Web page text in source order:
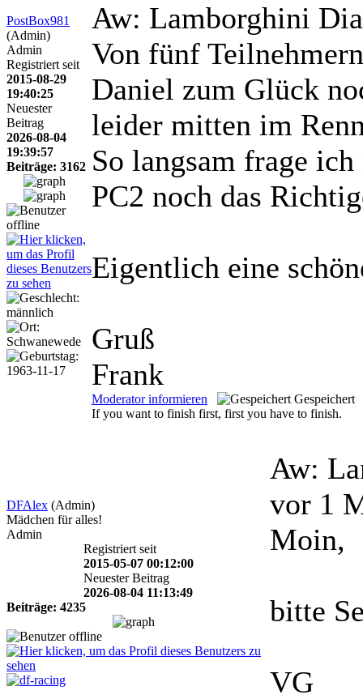
PostBox981
(Admin)
Admin
Registriert seit
2015-08-29
19:40:25
Neuester
Beitrag
2026-08-04
19:39:57
Beiträge: 3162
Aw: Lamborghini
Von fünf
Daniel zum Glück
leider mitten im
So langsam frage
PC2 noch das
Eigentlich eine
Gruß
Frank
Moderator informieren
Gespeichert
If you want to finish first, first you have to finish.
DFAlex (Admin)
Mädchen für alles!
Admin
Registriert seit
2015-05-07 00:12:00
Neuester Beitrag
2026-08-04 11:13:49
Beiträge: 4235
Aw:
vor 1
Moin,
bitte
VG